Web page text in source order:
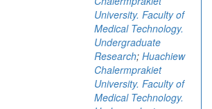
University. Faculty of
Medical Technology.
Undergraduate
Research; Huachiew
Chalermprakiet
University. Faculty of
Medical Technology.